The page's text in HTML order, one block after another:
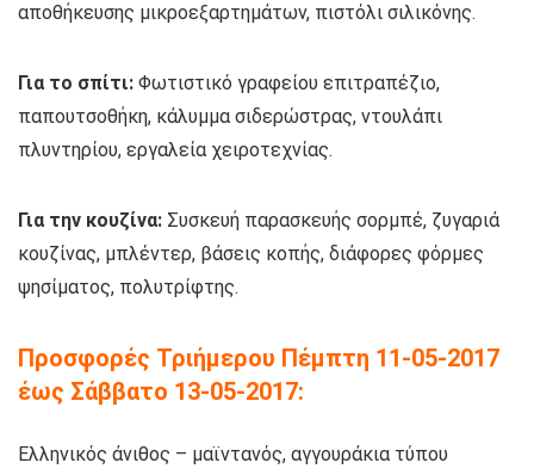
αποθήκευσης μικροεξαρτημάτων, πιστόλι σιλικόνης.
Για το σπίτι: Φωτιστικό γραφείου επιτραπέζιο,
παπουτσοθήκη, κάλυμμα σιδερώστρας, ντουλάπι
πλυντηρίου, εργαλεία χειροτεχνίας.
Για την κουζίνα: Συσκευή παρασκευής σορμπέ, ζυγαριά
κουζίνας, μπλέντερ, βάσεις κοπής, διάφορες φόρμες
ψησίματος, πολυτρίφτης.
Προσφορές Τριήμερου Πέμπτη 11-05-2017
έως Σάββατο 13-05-2017:
Ελληνικός άνιθος – μαϊντανός, αγγουράκια τύπου